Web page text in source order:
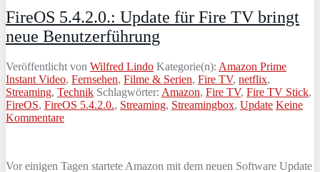
FireOS 5.4.2.0.: Update für Fire TV bringt
neue Benutzerführung
Veröffentlicht von Wilfred Lindo Kategorie(n): Amazon Prime
Instant Video, Fernsehen, Filme & Serien, Fire TV, netflix,
Streaming, Technik Schlagwörter: Amazon, Fire TV, Fire TV Stick,
FireOS, FireOS 5.4.2.0., Streaming, Streamingbox, Update Keine
Kommentare
Vor einigen Tagen startete Amazon mit dem neuen Software Update